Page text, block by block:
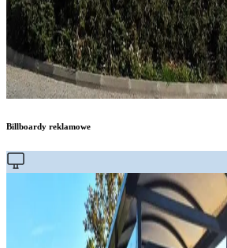
Billboardy reklamowe